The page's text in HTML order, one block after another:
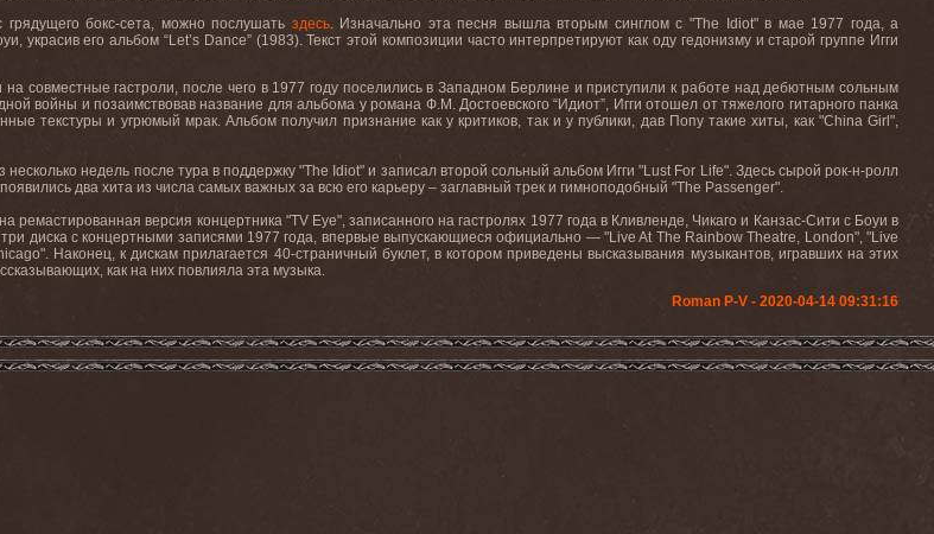
грядущего бокс-сета, можно послушать здесь. Изначально эта песня вышла вторым синглом с "The Idiot" в мае 1977 года, а
украсив его альбом “Let’s Dance” (1983). Текст этой композиции часто интерпретируют как оду гедонизму и старой группе Игги
на совместные гастроли, после чего в 1977 году поселились в Западном Берлине и приступили к работе над дебютным сольным
войны и позаимствовав название для альбома у романа Ф.М. Достоевского “Идиот”, Игги отошел от тяжелого гитарного панка
текстуры и угрюмый мрак. Альбом получил признание как у критиков, так и у публики, дав Попу такие хиты, как "China Girl ",
несколько недель после тура в поддержку "The Idiot" и записал второй сольный альбом Игги "Lust For Life". Здесь сырой рок-н-ролл
два хита из числа самых важных за всю его карьеру – заглавный трек и гимноподобный "The Passenger".
ремастированная версия концертника "TV Eye", записанного на гастролях 1977 года в Кливленде, Чикаго и Канзас-Сити с Боуи в
три диска с концертными записями 1977 года, впервые выпускающиеся официально — "Live At The Rainbow Theatre, London", "Live
". Наконец, к дискам прилагается 40-страничный буклет, в котором приведены высказывания музыкантов, игравших на этих
как на них повлияла эта музыка.
Roman P-V - 2020-04-14 09:31:16